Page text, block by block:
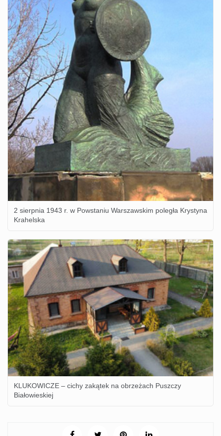
2 sierpnia 1943 r. w Powstaniu Warszawskim poległa Krystyna
Krahelska
KLUKOWICZE – cichy zakątek na obrzeżach Puszczy
Białowieskiej